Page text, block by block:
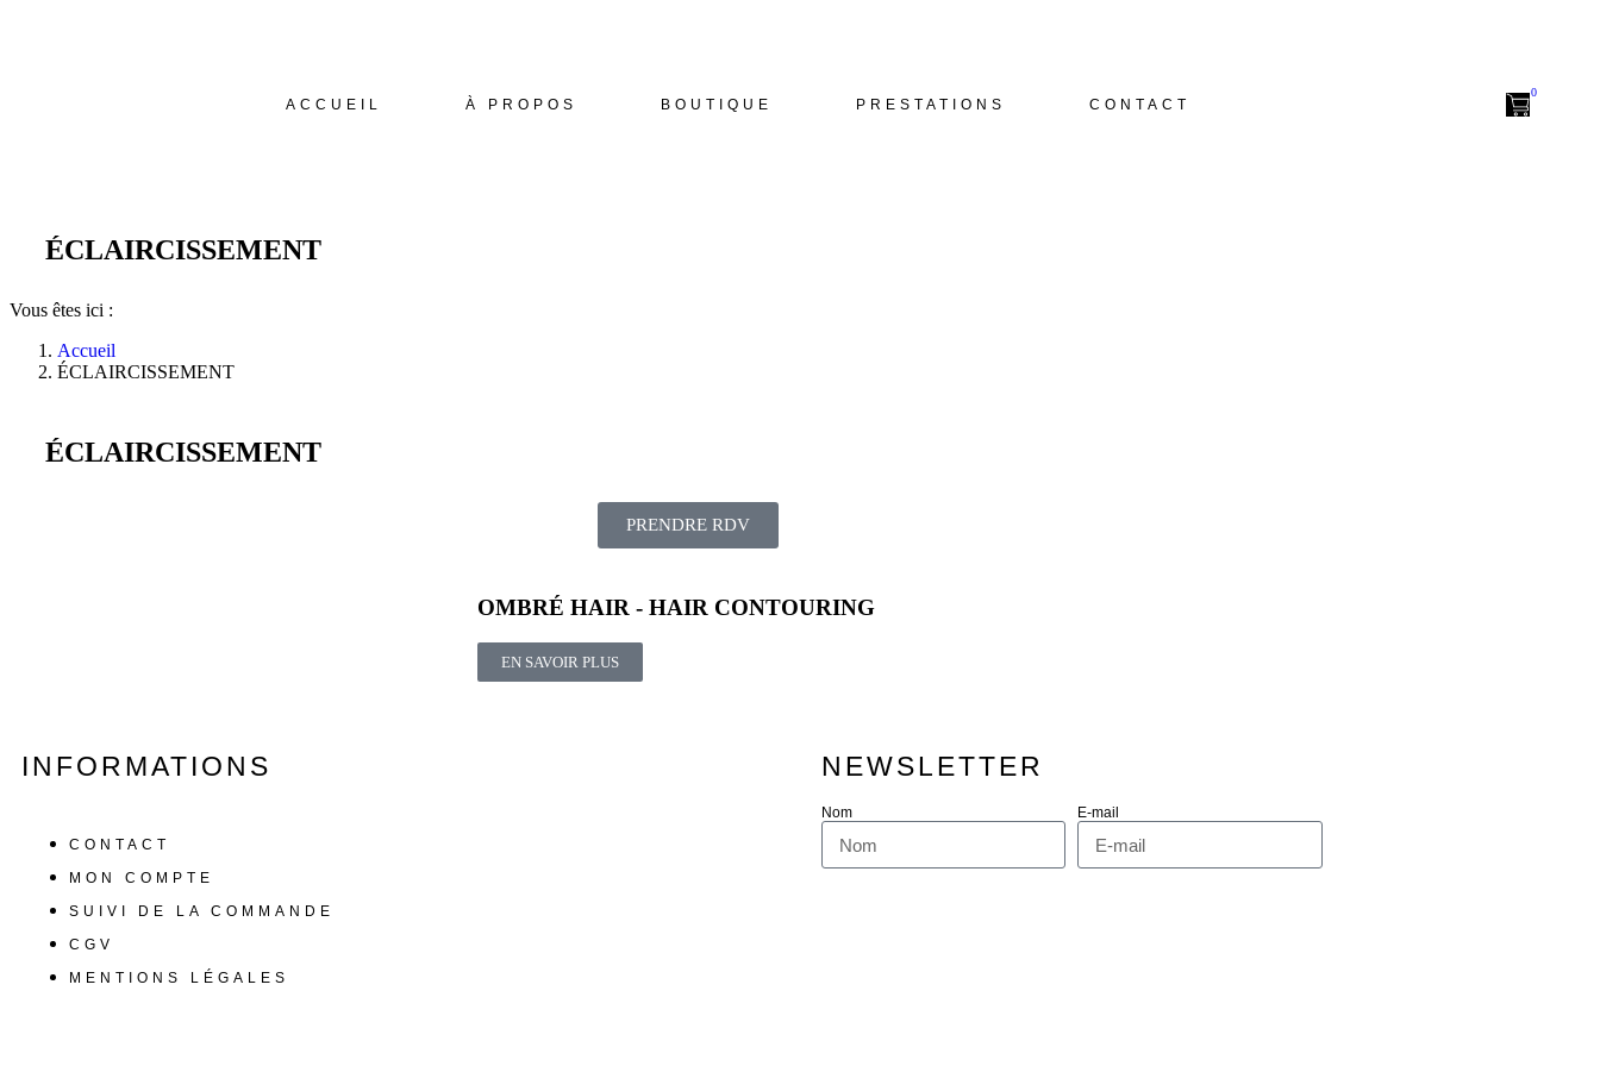
ACCUEIL À PROPOS BOUTIQUE PRESTATIONS CONTACT
ÉCLAIRCISSEMENT
Vous êtes ici :
Accueil
ÉCLAIRCISSEMENT
ÉCLAIRCISSEMENT
PRENDRE RDV
OMBRÉ HAIR - HAIR CONTOURING
EN SAVOIR PLUS
INFORMATIONS
CONTACT
MON COMPTE
SUIVI DE LA COMMANDE
CGV
MENTIONS LÉGALES
NEWSLETTER
Nom E-mail